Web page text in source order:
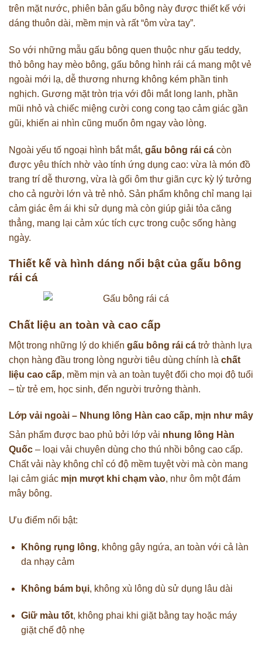
trên mặt nước, phiên bản gấu bông này được thiết kế với
dáng thuôn dài, mềm mịn và rất “ôm vừa tay”.
So với những mẫu gấu bông quen thuộc như gấu teddy,
thỏ bông hay mèo bông, gấu bông hình rái cá mang một vẻ
ngoài mới lạ, dễ thương nhưng không kém phần tinh
nghịch. Gương mặt tròn trịa với đôi mắt long lanh, phần
mũi nhỏ và chiếc miệng cười cong cong tạo cảm giác gần
gũi, khiến ai nhìn cũng muốn ôm ngay vào lòng.
Ngoài yếu tố ngoại hình bắt mắt, gấu bông rái cá còn
được yêu thích nhờ vào tính ứng dụng cao: vừa là món đồ
trang trí dễ thương, vừa là gối ôm thư giãn cực kỳ lý tưởng
cho cả người lớn và trẻ nhỏ. Sản phẩm không chỉ mang lại
cảm giác êm ái khi sử dụng mà còn giúp giải tỏa căng
thẳng, mang lại cảm xúc tích cực trong cuộc sống hàng
ngày.
Thiết kế và hình dáng nổi bật của gấu bông
rái cá
Chất liệu an toàn và cao cấp
Một trong những lý do khiến gấu bông rái cá trở thành lựa
chọn hàng đầu trong lòng người tiêu dùng chính là chất
liệu cao cấp, mềm mịn và an toàn tuyệt đối cho mọi độ tuổi
– từ trẻ em, học sinh, đến người trưởng thành.
Lớp vải ngoài – Nhung lông Hàn cao cấp, mịn như mây
Sản phẩm được bao phủ bởi lớp vải nhung lông Hàn
Quốc – loại vải chuyên dùng cho thú nhồi bông cao cấp.
Chất vải này không chỉ có độ mềm tuyệt vời mà còn mang
lại cảm giác mịn mượt khi chạm vào, như ôm một đám
mây bông.
Ưu điểm nổi bật:
Không rụng lông, không gây ngứa, an toàn với cả làn
da nhạy cảm
Không bám bụi, không xù lông dù sử dụng lâu dài
Giữ màu tốt, không phai khi giặt bằng tay hoặc máy
giặt chế độ nhẹ